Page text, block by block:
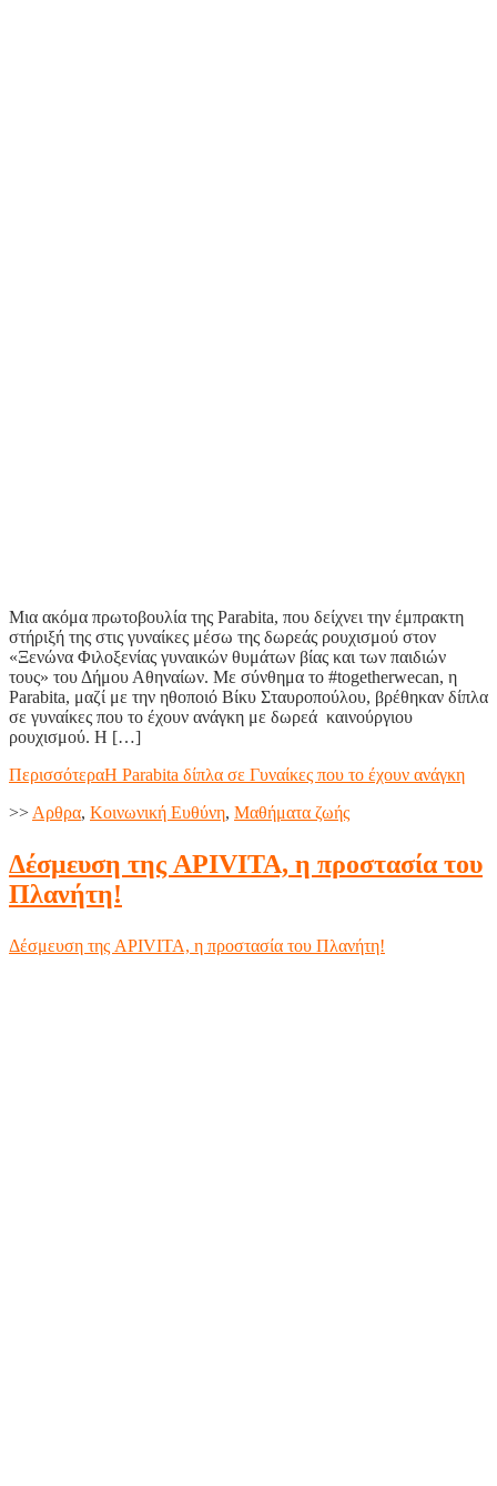
Μια ακόμα πρωτοβουλία της Parabita, που δείχνει την έμπρακτη
στήριξή της στις γυναίκες μέσω της δωρεάς ρουχισμού στον
«Ξενώνα Φιλοξενίας γυναικών θυμάτων βίας και των παιδιών
τους» του Δήμου Αθηναίων. Με σύνθημα το #togetherwecan, η
Parabita, μαζί με την ηθοποιό Βίκυ Σταυροπούλου, βρέθηκαν δίπλα
σε γυναίκες που το έχουν ανάγκη με δωρεά καινούργιου
ρουχισμού. Η […]
ΠερισσότεραΗ Parabita δίπλα σε Γυναίκες που το έχουν ανάγκη
>>Aρθρα, Κοινωνική Ευθύνη, Μαθήματα ζωής
Δέσμευση της APIVITA, η προστασία του
Πλανήτη!
Δέσμευση της APIVITA, η προστασία του Πλανήτη!